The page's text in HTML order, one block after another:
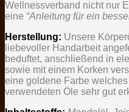
Wellnessverband nicht nur
eine “Anleitung für ein
Herstellung: Unsere
liebevoller Handarbeit
beduftet, anschließend in
sowie mit einem Korken
eine goldene Farbe
verwendeten Öle sehr gut